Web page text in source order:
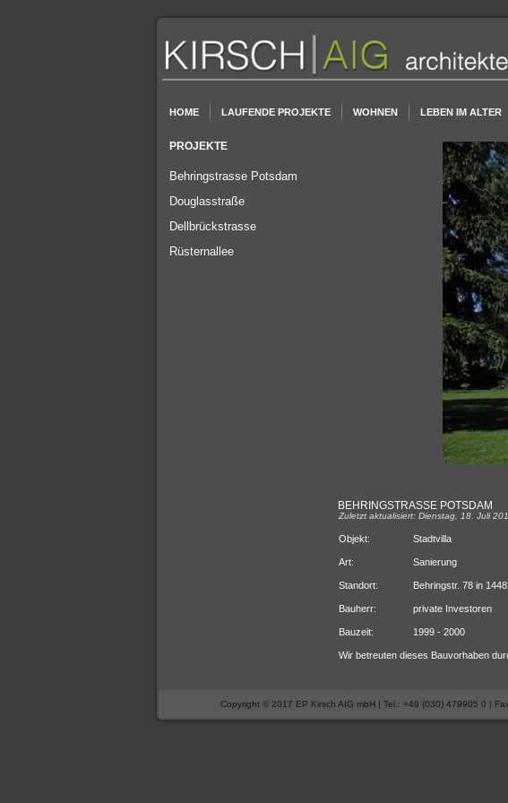
HOME LAUFENDE PROJEKTE WOHNEN LEBEN IM ALTER
PROJEKTE
Behringstrasse Potsdam
Douglasstraße
Dellbrückstrasse
Rüsternallee
BEHRINGSTRASSE POTSDAM
Zuletzt aktualisiert: Dienstag, 18. Juli
Objekt: Stadtvilla
Art: Sanierung
Standort: Behringstr. 78 in
Bauherr: private Investoren
Bauzeit: 1999 - 2000
Wir betreuten dieses Bauvorhaben
Copyright © 2017 EP Kirsch AIG mbH | Tel.: +49 (030) 479905 0 |